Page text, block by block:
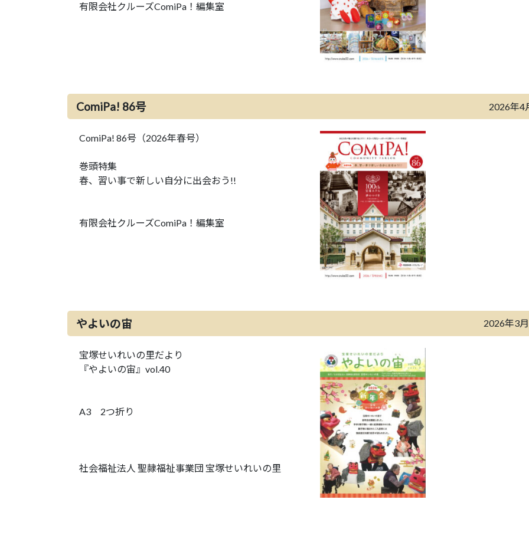
有限会社クルーズComiPa！編集室
ComiPa! 86号 2026年4
ComiPa! 86号（2026年春号）
巻頭特集
春、習い事で新しい自分に出会おう!!
有限会社クルーズComiPa！編集室
やよいの宙 2026年3
宝塚せいれいの里だより
『やよいの宙』vol.40
A3 2つ折り
社会福祉法人 聖隷福祉事業団 宝塚せいれいの里